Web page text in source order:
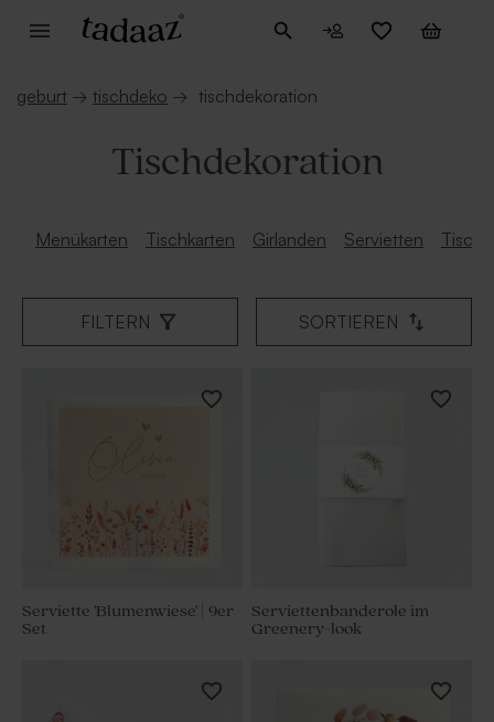
geburt → tischdeko → tischdekoration
Tischdekoration
Menükarten Tischkarten Girlanden Servietten
FILTERN SORTIEREN
Serviette 'Blumenwiese' | 9er
Set
Serviettenbanderole im
Greenery-look